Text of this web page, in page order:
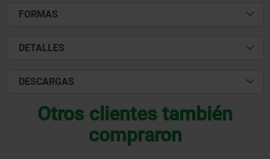
FORMAS
DETALLES
DESCARGAS
Otros clientes también
compraron